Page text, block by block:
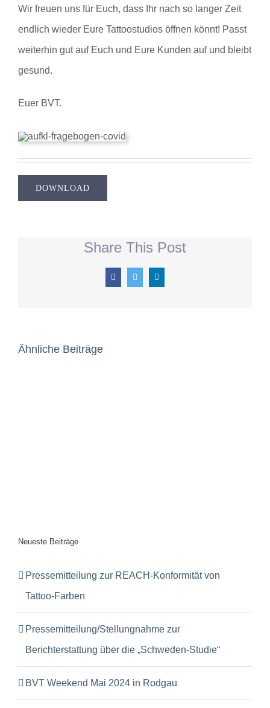
Wir freuen uns für Euch, dass Ihr nach so langer Zeit
endlich wieder Eure Tattoostudios öffnen könnt! Passt
weiterhin gut auf Euch und Eure Kunden auf und bleibt
gesund.
Euer BVT.
DOWNLOAD
Share This Post
FacebookTwitter
Ähnliche Beiträge
Neueste Beiträge
Pressemitteilung zur REACH-Konformität von
Tattoo-Farben
Pressemitteilung/Stellungnahme zur
Berichterstattung über die „Schweden-Studie“
BVT Weekend Mai 2024 in Rodgau